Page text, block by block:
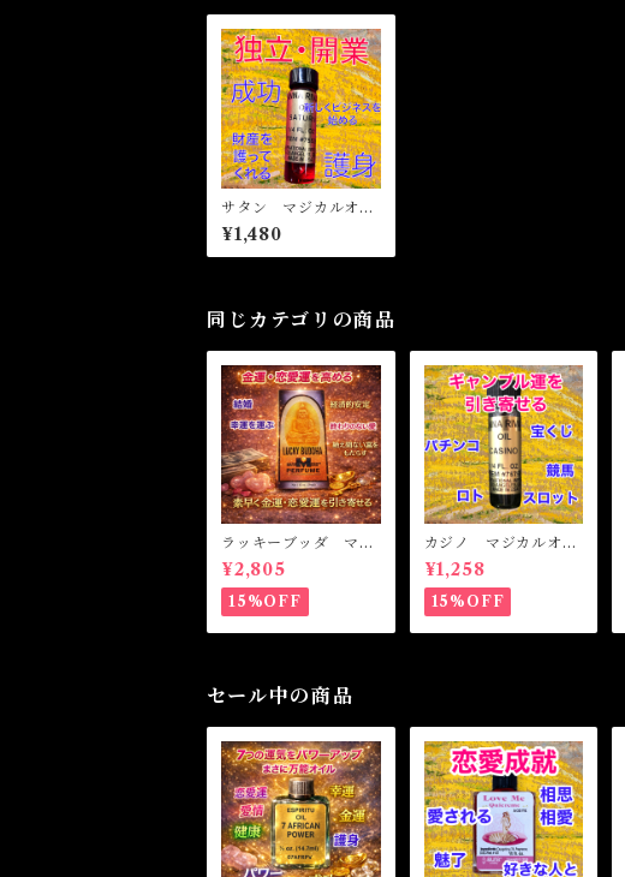
サタン マジカルオイ
ル・魔女オイル SAT
URN Magical Oil
¥1,480
同じカテゴリの商品
ラッキーブッダ マジ
カルオイル・魔女オイ
ル LUCKY BUDD
HA Magical Oil
¥2,805
15%OFF
カジノ マジカルオイ
ル・魔女オイル CA
SINO Magical Oil
¥1,258
15%OFF
セール中の商品